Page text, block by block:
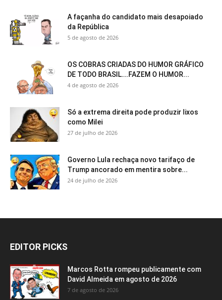
A façanha do candidato mais desapoiado
da República
5 de agosto de 2026
OS COBRAS CRIADAS DO HUMOR GRÁFICO
DE TODO BRASIL….FAZEM O HUMOR...
4 de agosto de 2026
Só a extrema direita pode produzir lixos
como Milei
27 de julho de 2026
Governo Lula rechaça novo tarifaço de
Trump ancorado em mentira sobre...
24 de julho de 2026
EDITOR PICKS
Marcos Rotta rompeu publicamente com
David Almeida em agosto de 2026
7 de agosto de 2026